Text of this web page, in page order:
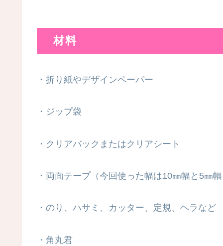
材料
・折り紙やデザインペーパー
・ジップ袋
・クリアバックまたはクリアシート
・両面テープ（今回使った幅は10㎜幅と5㎜
・のり、ハサミ、カッター、定規、ヘラなど
・角丸君